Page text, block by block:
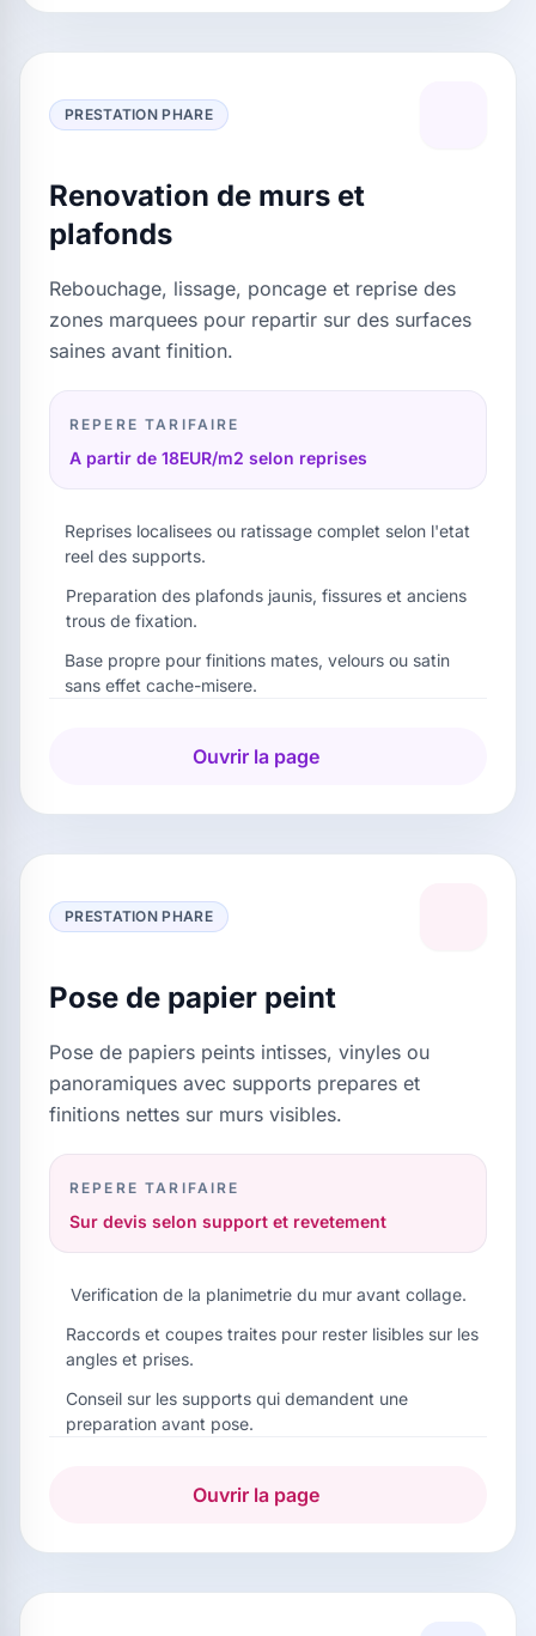
PRESTATION PHARE
Renovation de murs et
plafonds
Rebouchage, lissage, poncage et reprise des
zones marquees pour repartir sur des surfaces
saines avant finition.
REPERE TARIFAIRE
A partir de 18EUR/m2 selon reprises
Reprises localisees ou ratissage complet selon l'etat
reel des supports.
Preparation des plafonds jaunis, fissures et anciens
trous de fixation.
Base propre pour finitions mates, velours ou satin
sans effet cache-misere.
Ouvrir la page
PRESTATION PHARE
Pose de papier peint
Pose de papiers peints intisses, vinyles ou
panoramiques avec supports prepares et
finitions nettes sur murs visibles.
REPERE TARIFAIRE
Sur devis selon support et revetement
Verification de la planimetrie du mur avant collage.
Raccords et coupes traites pour rester lisibles sur les
angles et prises.
Conseil sur les supports qui demandent une
preparation avant pose.
Ouvrir la page